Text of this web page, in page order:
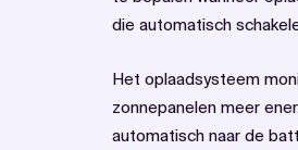
die automatisch
Het oplaadsysteem
zonnepanelen meer
automatisch naar de